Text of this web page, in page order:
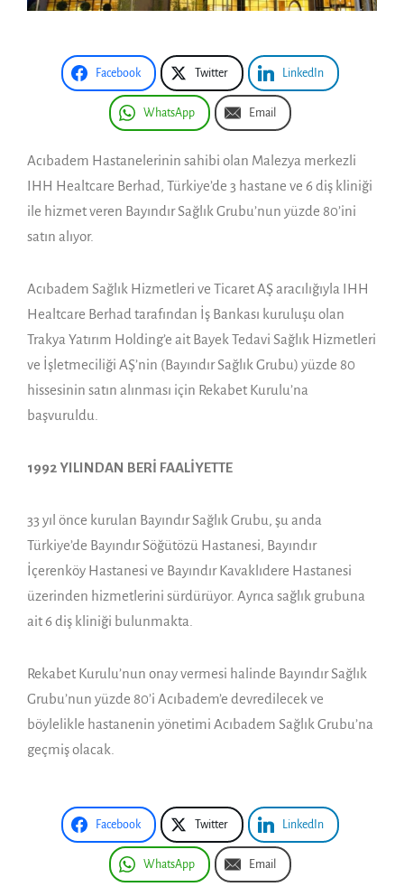
Facebook Twitter LinkedIn
WhatsApp Email
Acıbadem Hastanelerinin sahibi olan Malezya merkezli
IHH Healtcare Berhad, Türkiye’de 3 hastane ve 6 diş kliniği
ile hizmet veren Bayındır Sağlık Grubu’nun yüzde 80’ini
satın alıyor.
Acıbadem Sağlık Hizmetleri ve Ticaret AŞ aracılığıyla IHH
Healtcare Berhad tarafından İş Bankası kuruluşu olan
Trakya Yatırım Holding’e ait Bayek Tedavi Sağlık Hizmetleri
ve İşletmeciliği AŞ’nin (Bayındır Sağlık Grubu) yüzde 80
hissesinin satın alınması için Rekabet Kurulu’na
başvuruldu.
1992 YILINDAN BERİ FAALİYETTE
33 yıl önce kurulan Bayındır Sağlık Grubu, şu anda
Türkiye’de Bayındır Söğütözü Hastanesi, Bayındır
İçerenköy Hastanesi ve Bayındır Kavaklıdere Hastanesi
üzerinden hizmetlerini sürdürüyor. Ayrıca sağlık grubuna
ait 6 diş kliniği bulunmakta.
Rekabet Kurulu’nun onay vermesi halinde Bayındır Sağlık
Grubu’nun yüzde 80’i Acıbadem’e devredilecek ve
böylelikle hastanenin yönetimi Acıbadem Sağlık Grubu’na
geçmiş olacak.
Facebook Twitter LinkedIn
WhatsApp Email